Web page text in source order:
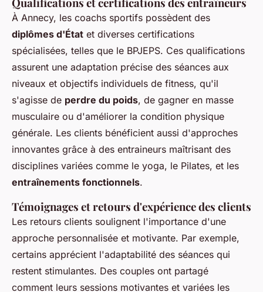
À Annecy, les coachs sportifs possèdent des
diplômes d'État et diverses certifications
spécialisées, telles que le BPJEPS. Ces qualifications
assurent une adaptation précise des séances aux
niveaux et objectifs individuels de fitness, qu'il
s'agisse de perdre du poids, de gagner en masse
musculaire ou d'améliorer la condition physique
générale. Les clients bénéficient aussi d'approches
innovantes grâce à des entraineurs maîtrisant des
disciplines variées comme le yoga, le Pilates, et les
entraînements fonctionnels.
Témoignages et retours d'expérience des clients
Les retours clients soulignent l'importance d'une
approche personnalisée et motivante. Par exemple,
certains apprécient l'adaptabilité des séances qui
restent stimulantes. Des couples ont partagé
comment leurs sessions motivantes et variées les